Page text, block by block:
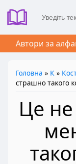
Автори за
Головна » К »
страшно такого
Це